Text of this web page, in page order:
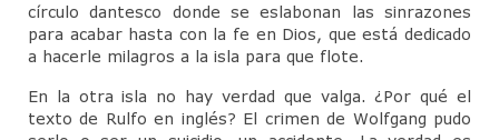
círculo dantesco donde se eslabonan las sinrazones
para acabar hasta con la fe en Dios, que está dedicado
a hacerle milagros a la isla para que flote.
En la otra isla no hay verdad que valga. ¿Por qué el
texto de Rulfo en inglés? El crimen de Wolfgang pudo